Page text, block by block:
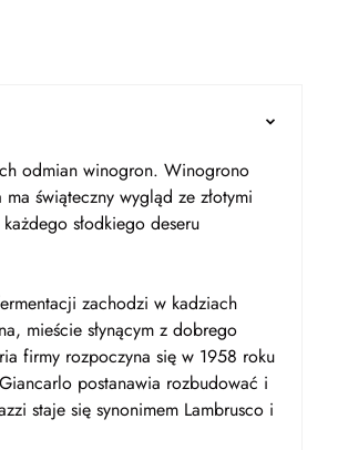
odmian winogron. Winogrono
świąteczny wygląd ze złotymi
słodkiego deseru
zachodzi w kadziach
mieście słynącym z dobrego
firmy rozpoczyna się w 1958 roku
postanawia rozbudować i
staje się synonimem Lambrusco i